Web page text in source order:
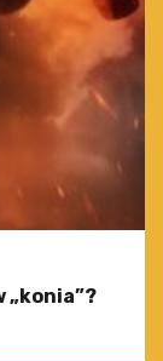
„konia”?